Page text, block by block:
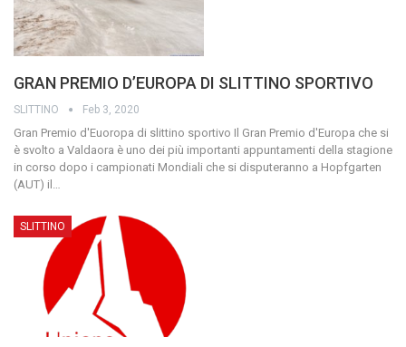
GRAN PREMIO D’EUROPA DI SLITTINO SPORTIVO
SLITTINO Feb 3, 2020
Gran Premio d'Euoropa di slittino sportivo Il Gran Premio d'Europa che si
è svolto a Valdaora è uno dei più importanti appuntamenti della stagione
in corso dopo i campionati Mondiali che si disputeranno a Hopfgarten
(AUT) il
SLITTINO